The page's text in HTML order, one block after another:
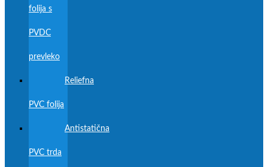
folija s
PVDC
prevleko
Reliefna
PVC folija
Antistatična
PVC trda